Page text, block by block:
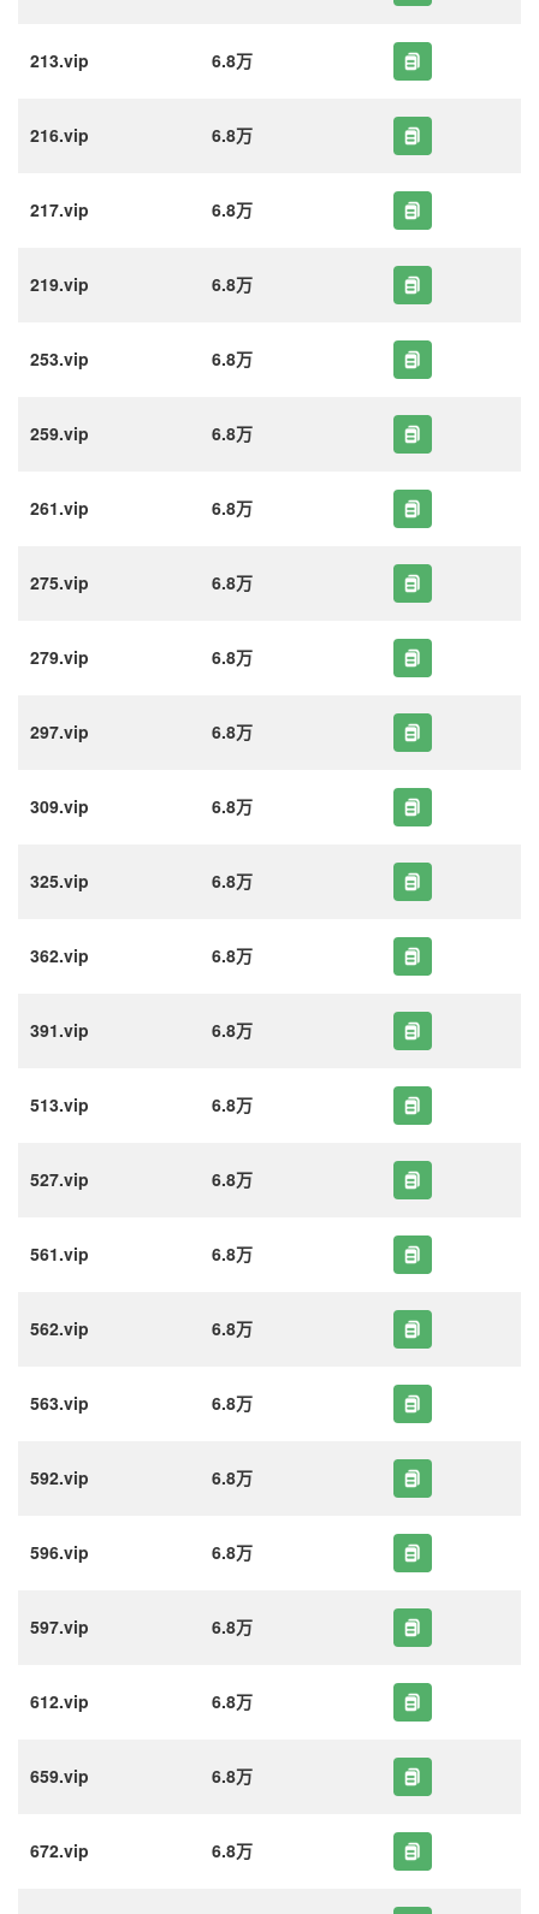
213.vip 6.8万
216.vip 6.8万
217.vip 6.8万
219.vip 6.8万
253.vip 6.8万
259.vip 6.8万
261.vip 6.8万
275.vip 6.8万
279.vip 6.8万
297.vip 6.8万
309.vip 6.8万
325.vip 6.8万
362.vip 6.8万
391.vip 6.8万
513.vip 6.8万
527.vip 6.8万
561.vip 6.8万
562.vip 6.8万
563.vip 6.8万
592.vip 6.8万
596.vip 6.8万
597.vip 6.8万
612.vip 6.8万
659.vip 6.8万
672.vip 6.8万